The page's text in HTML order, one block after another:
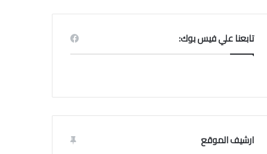
تابعنا علي فيس بوك:
ارشيف الموقع